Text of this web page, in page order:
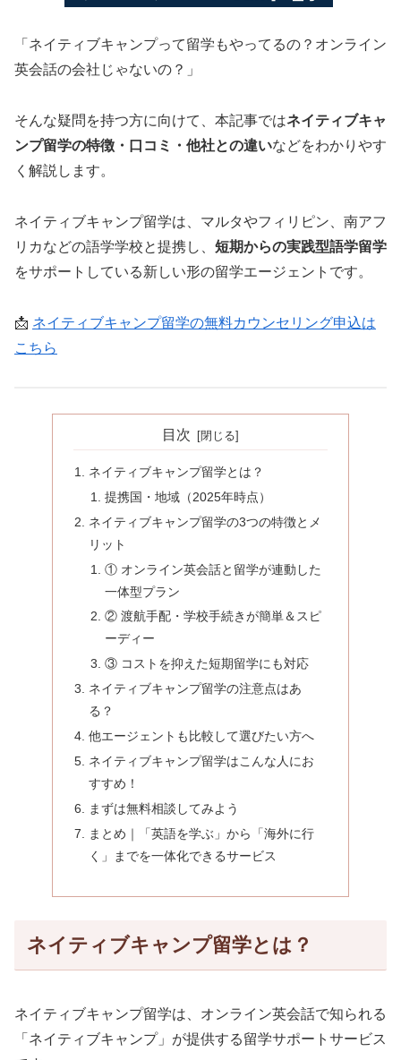
「ネイティブキャンプって留学もやってるの？オンライン
英会話の会社じゃないの？」
そんな疑問を持つ方に向けて、本記事ではネイティブキャ
ンプ留学の特徴・口コミ・他社との違いなどをわかりやす
く解説します。
ネイティブキャンプ留学は、マルタやフィリピン、南アフ
リカなどの語学学校と提携し、 短期からの実践型語学留学
をサポートしている新しい形の留学エージェントです。
📩 ネイティブキャンプ留学の無料カウンセリング申込は
こちら
目次
ネイティブキャンプ留学とは？
提携国・地域（2025年時点）
ネイティブキャンプ留学の3つの特徴とメ
リット
① オンライン英会話と留学が連動した
一体型プラン
② 渡航手配・学校手続きが簡単＆スピ
ーディー
③ コストを抑えた短期留学にも対応
ネイティブキャンプ留学の注意点はあ
る？
他エージェントも比較して選びたい方へ
ネイティブキャンプ留学はこんな人にお
すすめ！
まずは無料相談してみよう
まとめ｜「英語を学ぶ」から「海外に行
く」までを一体化できるサービス
ネイティブキャンプ留学とは？
ネイティブキャンプ留学は、オンライン英会話で知られる
「ネイティブキャンプ」が提供する留学サポートサービス